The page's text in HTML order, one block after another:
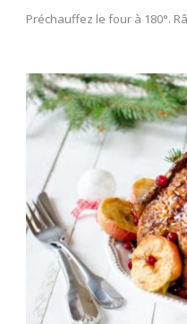
Préchauffez le four à 180°.